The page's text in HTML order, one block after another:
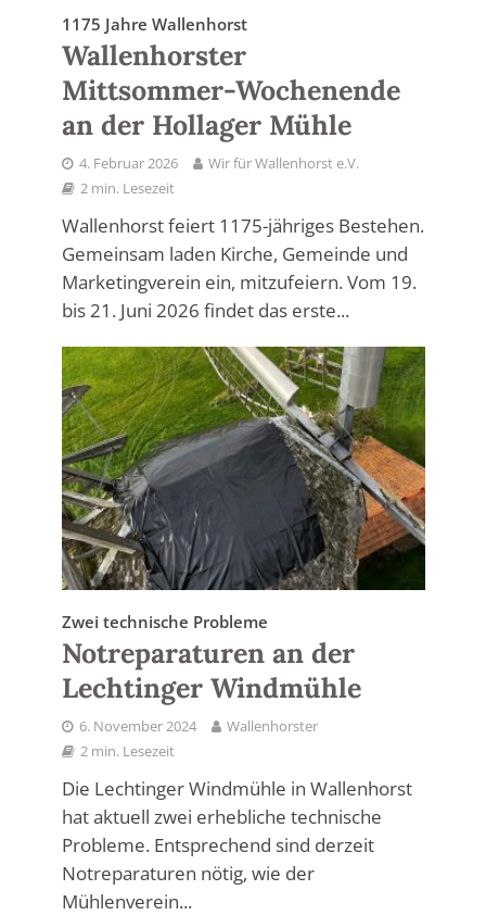
1175 Jahre Wallenhorst
Wallenhorster
Mittsommer-Wochenende
an der Hollager Mühle
4. Februar 2026
Wir für Wallenhorst e.V.
2 min. Lesezeit
Wallenhorst feiert 1175-jähriges Bestehen.
Gemeinsam laden Kirche, Gemeinde und
Marketingverein ein, mitzufeiern. Vom 19.
bis 21. Juni 2026 findet das erste...
Zwei technische Probleme
Notreparaturen an der
Lechtinger Windmühle
6. November 2024
Wallenhorster
2 min. Lesezeit
Die Lechtinger Windmühle in Wallenhorst
hat aktuell zwei erhebliche technische
Probleme. Entsprechend sind derzeit
Notreparaturen nötig, wie der
Mühlenverein...